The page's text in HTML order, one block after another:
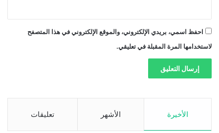
احفظ اسمي، بريدي الإلكتروني، والموقع الإلكتروني في هذا المتصفح
لاستخدامها المرة المقبلة في تعليقي.
الأخيرة الأشهر تعليقات